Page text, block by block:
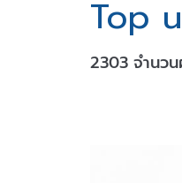
Top
2303 จำนวน